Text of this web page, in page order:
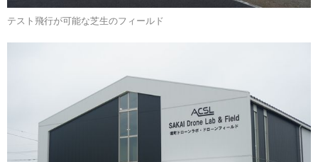
テスト飛行が可能な芝生のフィールド